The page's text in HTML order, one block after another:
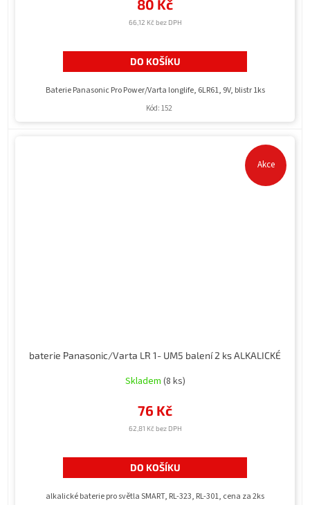
66,12 Kč bez DPH
80 Kč
DO KOŠÍKU
Baterie Panasonic Pro Power/Varta longlife, 6LR61, 9V, blistr 1ks
Kód: 152
Akce
baterie Panasonic/Varta LR 1- UM5 balení 2 ks ALKALICKÉ
Skladem (8 ks)
62,81 Kč bez DPH
76 Kč
DO KOŠÍKU
alkalické baterie pro světla SMART, RL-323, RL-301, cena za 2ks